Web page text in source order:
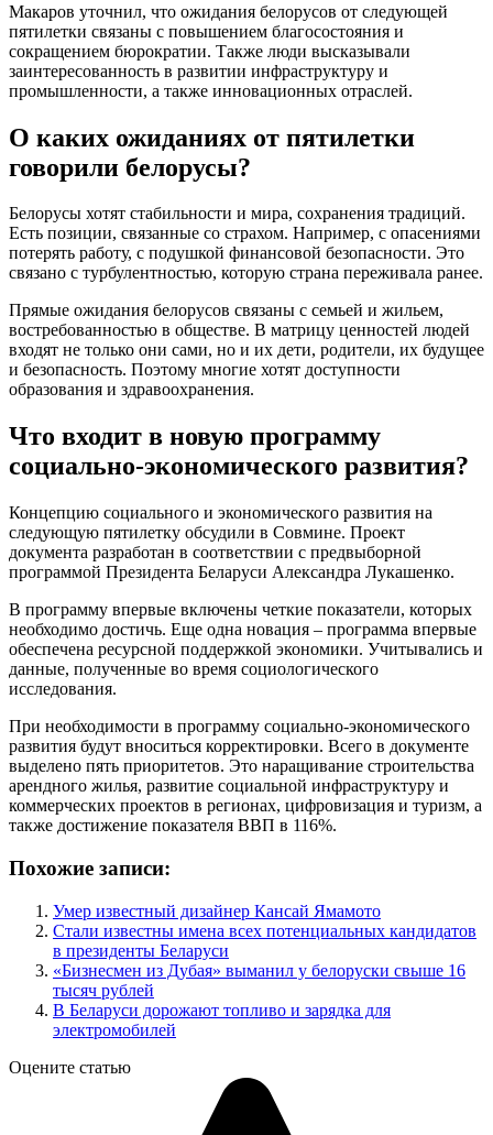
Макаров уточнил, что ожидания белорусов от следующей
пятилетки связаны с повышением благосостояния и
сокращением бюрократии. Также люди высказывали
заинтересованность в развитии инфраструктуру и
промышленности, а также инновационных отраслей.
О каких ожиданиях от пятилетки
говорили белорусы?
Белорусы хотят стабильности и мира, сохранения традиций.
Есть позиции, связанные со страхом. Например, с опасениями
потерять работу, с подушкой финансовой безопасности. Это
связано с турбулентностью, которую страна переживала ранее.
Прямые ожидания белорусов связаны с семьей и жильем,
востребованностью в обществе. В матрицу ценностей людей
входят не только они сами, но и их дети, родители, их будущее
и безопасность. Поэтому многие хотят доступности
образования и здравоохранения.
Что входит в новую программу
социально-экономического развития?
Концепцию социального и экономического развития на
следующую пятилетку обсудили в Совмине. Проект
документа разработан в соответствии с предвыборной
программой Президента Беларуси Александра Лукашенко.
В программу впервые включены четкие показатели, которых
необходимо достичь. Еще одна новация – программа впервые
обеспечена ресурсной поддержкой экономики. Учитывались и
данные, полученные во время социологического
исследования.
При необходимости в программу социально-экономического
развития будут вноситься корректировки. Всего в документе
выделено пять приоритетов. Это наращивание строительства
арендного жилья, развитие социальной инфраструктуру и
коммерческих проектов в регионах, цифровизация и туризм, а
также достижение показателя ВВП в 116%.
Похожие записи:
Умер известный дизайнер Кансай Ямамото
Стали известны имена всех потенциальных кандидатов
в президенты Беларуси
«Бизнесмен из Дубая» выманил у белоруски свыше 16
тысяч рублей
В Беларуси дорожают топливо и зарядка для
электромобилей
Оцените статью